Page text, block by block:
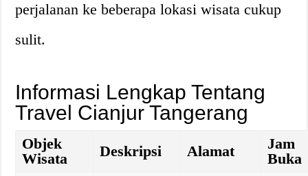
perjalanan ke beberapa lokasi wisata cukup
sulit.
Informasi Lengkap Tentang
Travel Cianjur Tangerang
Objek
Wisata
Deskripsi Alamat
Jam
Buka